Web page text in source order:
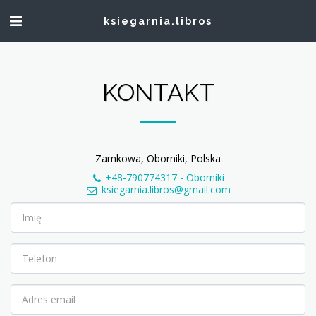
ksiegarnia.libros
KONTAKT
Zamkowa, Oborniki, Polska
+48-790774317 - Oborniki
ksiegarnia.libros@gmail.com